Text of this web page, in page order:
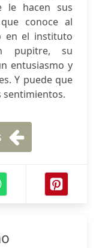
le hacen sus
conoce al
en el instituto
pupitre, su
entusiasmo y
Y puede que